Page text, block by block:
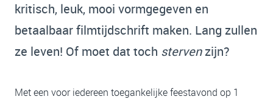
kritisch, leuk, mooi vormgegeven en
betaalbaar filmtijdschrift maken. Lang zullen
ze leven! Of moet dat toch stervenzijn?
Met een voor iedereen toegankelijke feestavond op 1